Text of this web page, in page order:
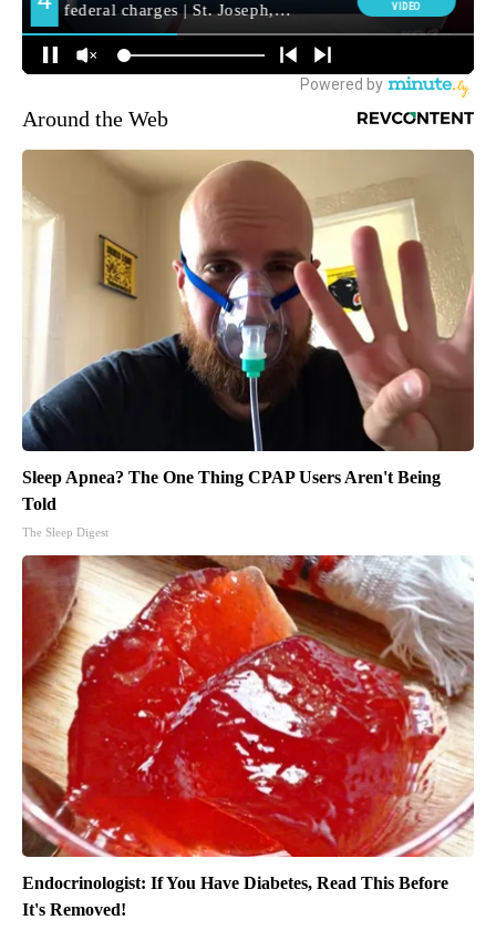
Around the Web
Sleep Apnea? The One Thing CPAP Users Aren't Being
Told
The Sleep Digest
Endocrinologist: If You Have Diabetes, Read This Before
It's Removed!